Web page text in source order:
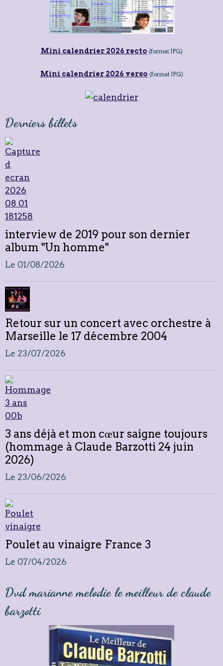
Mini calendrier 2026 recto (format JPG)
Mini calendrier 2026 verso (format JPG)
Derniers billets
interview de 2019 pour son dernier
album "Un homme"
Le 01/08/2026
Retour sur un concert avec orchestre à
Marseille le 17 décembre 2004
Le 23/07/2026
3 ans déjà et mon cœur saigne toujours
(hommage à Claude Barzotti 24 juin
2026)
Le 23/06/2026
Poulet au vinaigre France 3
Le 07/04/2026
Dvd marianne melodie le meilleur de claude
barzotti